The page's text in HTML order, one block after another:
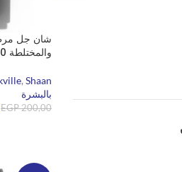
شان جل
والمختلطة 120جم
,Shaan
بالبشرة
EGP200,00